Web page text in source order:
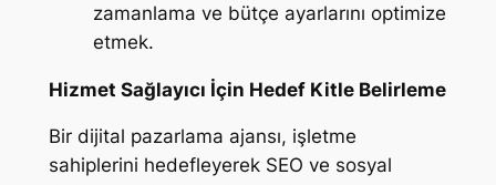
zamanlama ve bütçe ayarlarını optimize
etmek.
Hizmet Sağlayıcı İçin Hedef Kitle Belirleme
Bir dijital pazarlama ajansı, işletme
sahiplerini hedefleyerek SEO ve sosyal